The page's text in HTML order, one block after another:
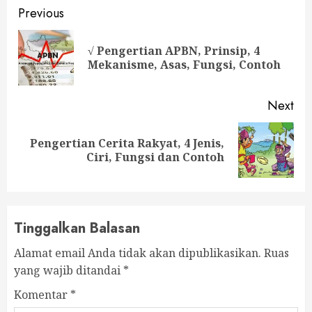
Continue
Reading
Previous
√ Pengertian APBN, Prinsip, 4
Mekanisme, Asas, Fungsi, Contoh
Next
Next
Pengertian Cerita Rakyat, 4 Jenis,
Ciri, Fungsi dan Contoh
Tinggalkan Balasan
Alamat email Anda tidak akan dipublikasikan. Ruas
yang wajib ditandai *
Komentar *